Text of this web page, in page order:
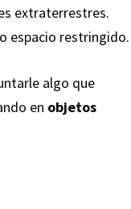
extraterrestres.
espacio restringido.
algo que
en objetos